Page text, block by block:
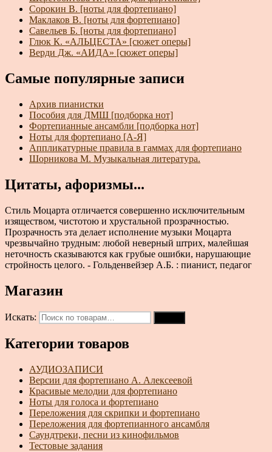
Сорокин В. [ноты для фортепиано]
Маклаков В. [ноты для фортепиано]
Савельев Б. [ноты для фортепиано]
Глюк К. «АЛЬЦЕСТА» [сюжет оперы]
Верди Дж. «АИДА» [сюжет оперы]
Самые популярные записи
Архив пианистки
Пособия для ДМШ [подборка нот]
Фортепианные ансамбли [подборка нот]
Ноты для фортепиано [А-Я]
Аппликатурные правила в гаммах для фортепиано
Шорникова М. Музыкальная литература.
Цитаты, афоризмы...
Стиль Моцарта отличается совершенно исключительным
изяществом, чистотою и хрустальной прозрачностью.
Прозрачность эта делает исполнение музыки Моцарта
чрезвычайно трудным: любой неверный штрих, малейшая
неточность сказываются как грубые ошибки, нарушающие
стройность целого. - Гольденвейзер А.Б. : пианист, педагог
Магазин
Искать:
Категории товаров
АУДИОЗАПИСИ
Версии для фортепиано А. Алексеевой
Красивые мелодии для фортепиано
Ноты для голоса и фортепиано
Переложения для скрипки и фортепиано
Переложения для фортепианного ансамбля
Саундтреки, песни из кинофильмов
Тестовые задания